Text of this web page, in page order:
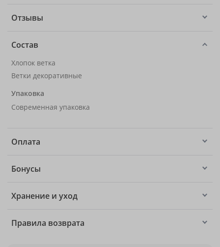
Отзывы
Состав
Хлопок ветка
Ветки декоративные
Упаковка
Современная упаковка
Оплата
Бонусы
Хранение и уход
Правила возврата